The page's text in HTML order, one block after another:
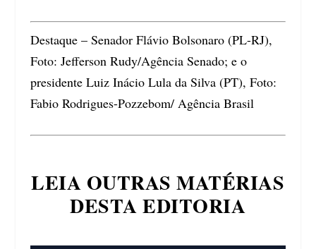
Destaque – Senador Flávio Bolsonaro (PL-RJ),
Foto: Jefferson Rudy/Agência Senado; e o
presidente Luiz Inácio Lula da Silva (PT), Foto:
Fabio Rodrigues-Pozzebom/ Agência Brasil
LEIA OUTRAS MATÉRIAS
DESTA EDITORIA